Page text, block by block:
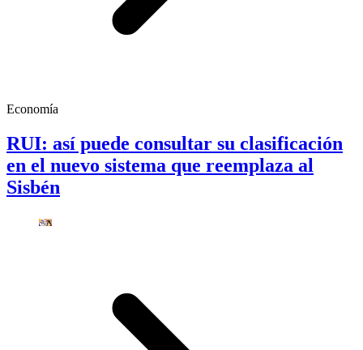
Economía
RUI: así puede consultar su clasificación
en el nuevo sistema que reemplaza al
Sisbén